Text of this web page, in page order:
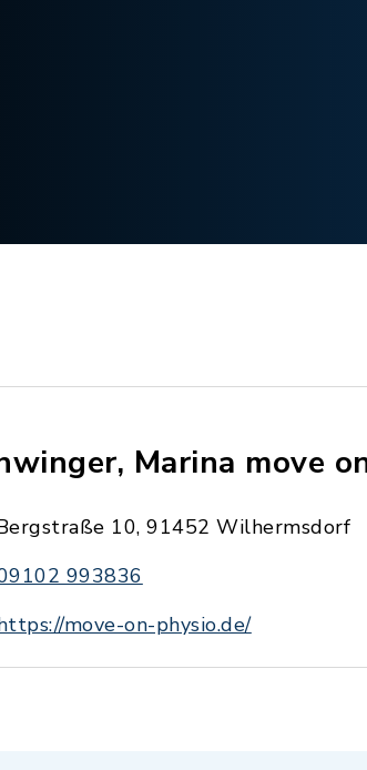
Marina move
10, 91452 Wilhermsdorf
993836
move-on-physio.de/